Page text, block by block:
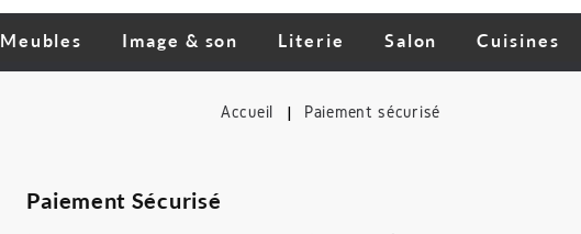
Meubles Image & son Literie Salon Cuisines
Accueil Paiement sécurisé
Paiement Sécurisé